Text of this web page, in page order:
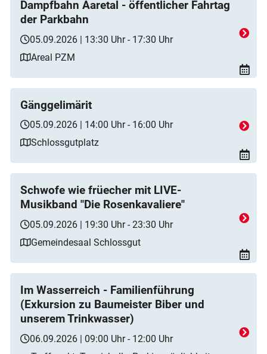
Dampfbahn Aaretal - öffentlicher Fahrtag
der Parkbahn
05.09.2026 | 13:30 Uhr - 17:30 Uhr
Areal PZM
Gänggelimärit
05.09.2026 | 14:00 Uhr - 16:00 Uhr
Schlossgutplatz
Schwofe wie früecher mit LIVE-
Musikband "Die Rosenkavaliere"
05.09.2026 | 19:30 Uhr - 23:30 Uhr
Gemeindesaal Schlossgut
Im Wasserreich - Familienführung
(Exkursion zu Baumeister Biber und
unserem Trinkwasser)
06.09.2026 | 09:00 Uhr - 12:00 Uhr